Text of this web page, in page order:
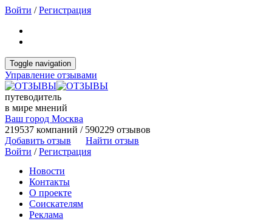
Войти /Регистрация
Toggle navigation
Управление отзывами
путеводитель
в мире мнений
Ваш город Москва
219537 компаний / 590229 отзывов
Добавить отзыв
Найти отзыв
Войти /Регистрация
Новости
Контакты
О проекте
Соискателям
Реклама